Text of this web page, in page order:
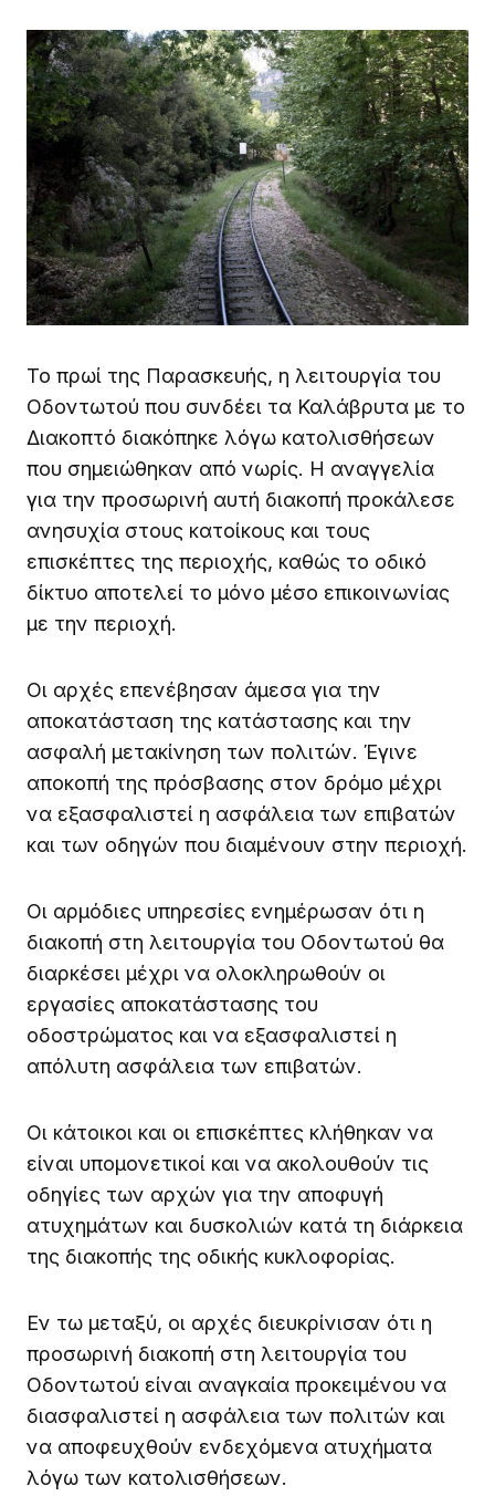
Το πρωί της Παρασκευής, η λειτουργία του
Οδοντωτού που συνδέει τα Καλάβρυτα με το
Διακοπτό διακόπηκε λόγω κατολισθήσεων
που σημειώθηκαν από νωρίς. Η αναγγελία
για την προσωρινή αυτή διακοπή προκάλεσε
ανησυχία στους κατοίκους και τους
επισκέπτες της περιοχής, καθώς το οδικό
δίκτυο αποτελεί το μόνο μέσο επικοινωνίας
με την περιοχή.
Οι αρχές επενέβησαν άμεσα για την
αποκατάσταση της κατάστασης και την
ασφαλή μετακίνηση των πολιτών. Έγινε
αποκοπή της πρόσβασης στον δρόμο μέχρι
να εξασφαλιστεί η ασφάλεια των επιβατών
και των οδηγών που διαμένουν στην περιοχή.
Οι αρμόδιες υπηρεσίες ενημέρωσαν ότι η
διακοπή στη λειτουργία του Οδοντωτού θα
διαρκέσει μέχρι να ολοκληρωθούν οι
εργασίες αποκατάστασης του
οδοστρώματος και να εξασφαλιστεί η
απόλυτη ασφάλεια των επιβατών.
Οι κάτοικοι και οι επισκέπτες κλήθηκαν να
είναι υπομονετικοί και να ακολουθούν τις
οδηγίες των αρχών για την αποφυγή
ατυχημάτων και δυσκολιών κατά τη διάρκεια
της διακοπής της οδικής κυκλοφορίας.
Εν τω μεταξύ, οι αρχές διευκρίνισαν ότι η
προσωρινή διακοπή στη λειτουργία του
Οδοντωτού είναι αναγκαία προκειμένου να
διασφαλιστεί η ασφάλεια των πολιτών και
να αποφευχθούν ενδεχόμενα ατυχήματα
λόγω των κατολισθήσεων.